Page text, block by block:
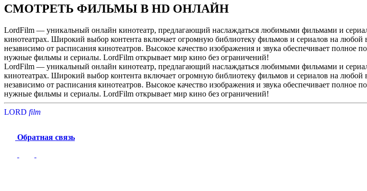
СМОТРЕТЬ ФИЛЬМЫ В HD ОНЛАЙН
LordFilm — уникальный онлайн кинотеатр, предлагающий наслаждаться любимыми фильмами и
кинотеатрах. Широкий выбор контента включает огромную библиотеку фильмов и сериалов на
независимо от расписания кинотеатров. Высокое качество изображения и звука обеспечивает
нужные фильмы и сериалы. LordFilm открывает мир кино без ограничений!
LordFilm — уникальный онлайн кинотеатр, предлагающий наслаждаться любимыми фильмами и
кинотеатрах. Широкий выбор контента включает огромную библиотеку фильмов и сериалов на
независимо от расписания кинотеатров. Высокое качество изображения и звука обеспечивает
нужные фильмы и сериалы. LordFilm открывает мир кино без ограничений!
LORD film
Обратная связь